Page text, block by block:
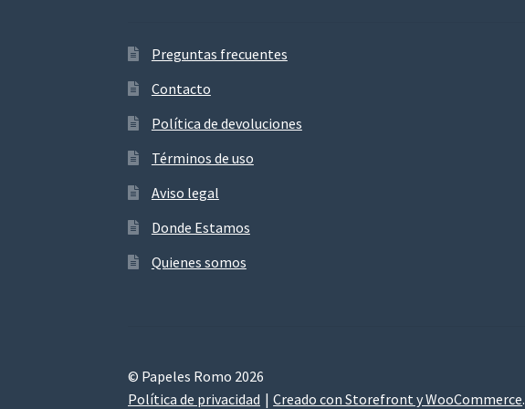
Preguntas frecuentes
Contacto
Política de devoluciones
Términos de uso
Aviso legal
Donde Estamos
Quienes somos
© Papeles Romo 2026
Política de privacidad
Creado con Storefront y WooCommerce.